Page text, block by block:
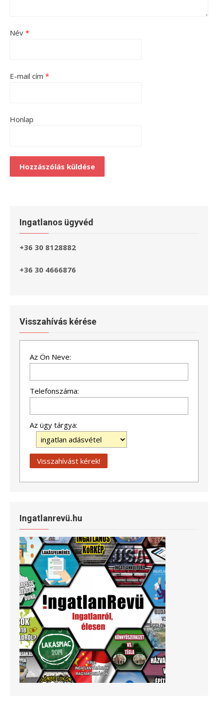
Név *
E-mail cím *
Honlap
Ingatlanos ügyvéd
+36 30 8128882
+36 30 4666876
Visszahívás kérése
Az Ön Neve:
Telefonszáma:
Az ügy tárgya:
Ingatlanrevü.hu